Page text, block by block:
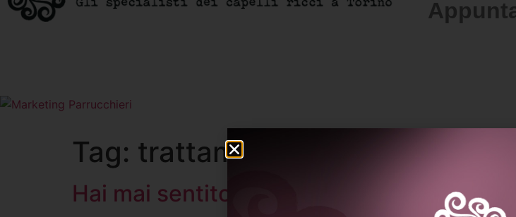
Tag: trattamenti
Hai mai sentito parlare di porosità del